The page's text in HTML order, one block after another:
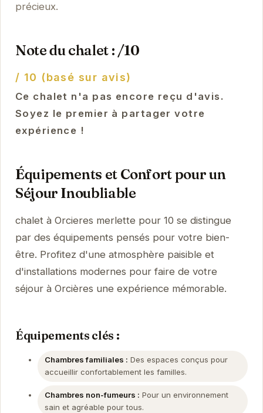
précieux.
Note du chalet : /10
/ 10 (basé sur avis)
Ce chalet n'a pas encore reçu d'avis.
Soyez le premier à partager votre
expérience !
Équipements et Confort pour un
Séjour Inoubliable
chalet à Orcieres merlette pour 10 se distingue
par des équipements pensés pour votre bien-
être. Profitez d'une atmosphère paisible et
d'installations modernes pour faire de votre
séjour à Orcières une expérience mémorable.
Équipements clés :
Chambres familiales : Des espaces conçus pour
accueillir confortablement les familles.
Chambres non-fumeurs : Pour un environnement
sain et agréable pour tous.